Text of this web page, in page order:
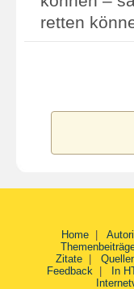
retten
Home|
Zitate|
Feedback|
In